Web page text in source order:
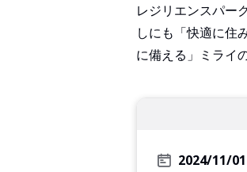
レジリエンスパー
しにも「快適に住
に備える」ミライ
2024/11/01